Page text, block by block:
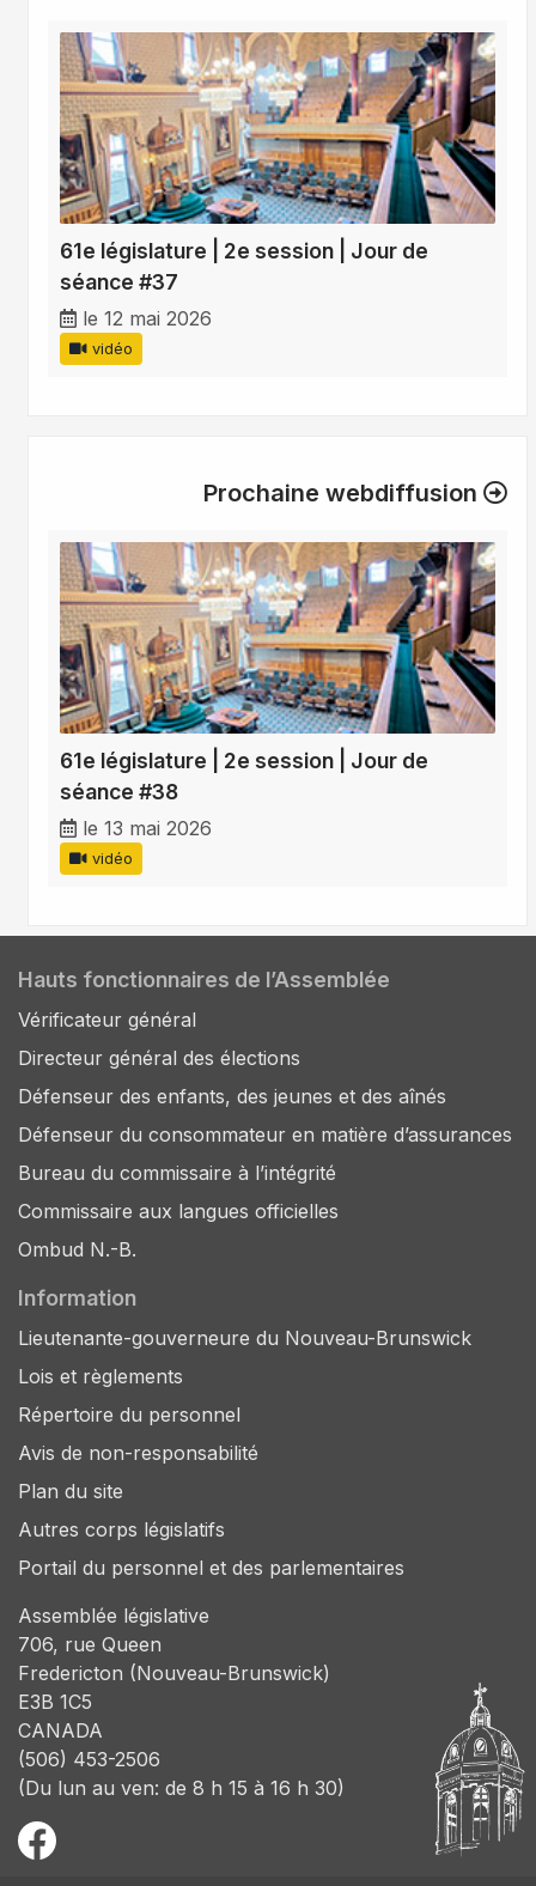
61e législature | 2e session | Jour de
séance #37
le 12 mai 2026
vidéo
Prochaine webdiffusion
61e législature | 2e session | Jour de
séance #38
le 13 mai 2026
vidéo
Hauts fonctionnaires de l’Assemblée
Vérificateur général
Directeur général des élections
Défenseur des enfants, des jeunes et des aînés
Défenseur du consommateur en matière d’assurances
Bureau du commissaire à l’intégrité
Commissaire aux langues officielles
Ombud N.-B.
Information
Lieutenante-gouverneure du Nouveau-Brunswick
Lois et règlements
Répertoire du personnel
Avis de non-responsabilité
Plan du site
Autres corps législatifs
Portail du personnel et des parlementaires
Assemblée législative
706, rue Queen
Fredericton (Nouveau-Brunswick)
E3B 1C5
CANADA
(506) 453-2506
(Du lun au ven: de 8 h 15 à 16 h 30)